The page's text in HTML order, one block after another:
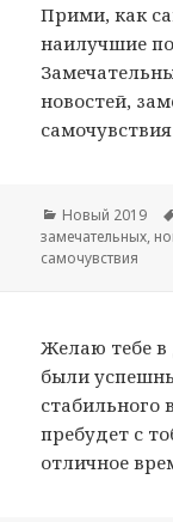
Прими, как
наилучшие
новостей,
Рубрики
Новый 2019
замечательных,
самочувствия
Желаю тебе в
были
стабильного
пребудет с
отличное